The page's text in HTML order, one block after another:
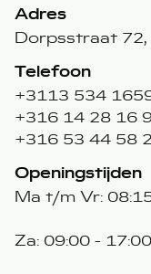
Adres
Dorpsstraat 72,
Telefoon
+3113 534
+316 14 28 16
+316 53 44 58
Openingstijden
Ma t/m Vr:
Za: 09:00 -